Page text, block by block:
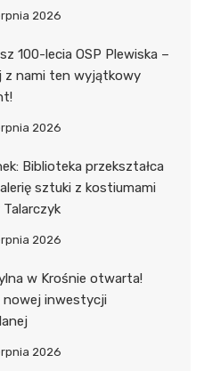
2026
100-lecia OSP Plewiska –
z nami ten wyjątkowy
2026
Biblioteka przekształca
sztuki z kostiumami
2026
w Krośnie otwarta!
nowej inwestycji
2026